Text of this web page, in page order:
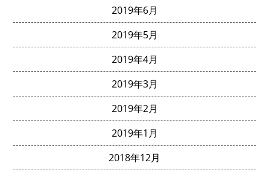
2019年6月
2019年5月
2019年4月
2019年3月
2019年2月
2019年1月
2018年12月